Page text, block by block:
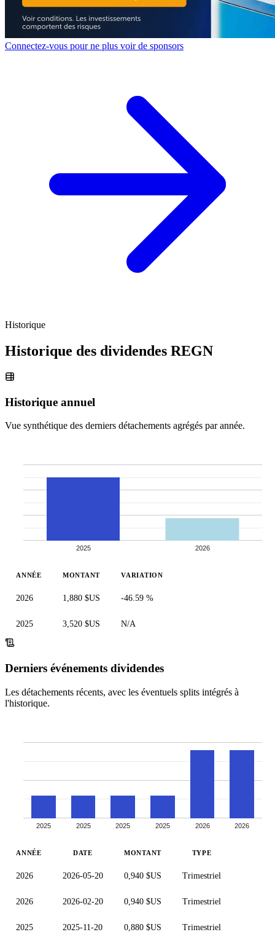
Connectez-vous pour ne plus voir de sponsors
Historique
Historique des dividendes REGN
Historique annuel
Vue synthétique des derniers détachements agrégés par année.
2025 2026
ANNÉE MONTANT VARIATION
2026 1,880 $US -46.59 %
2025 3,520 $US N/A
Derniers événements dividendes
Les détachements récents, avec les éventuels splits intégrés à
l'historique.
2025 2025 2025 2025 2026 2026
ANNÉE DATE MONTANT TYPE
2026 2026-05-20 0,940 $US Trimestriel
2026 2026-02-20 0,940 $US Trimestriel
2025 2025-11-20 0,880 $US Trimestriel